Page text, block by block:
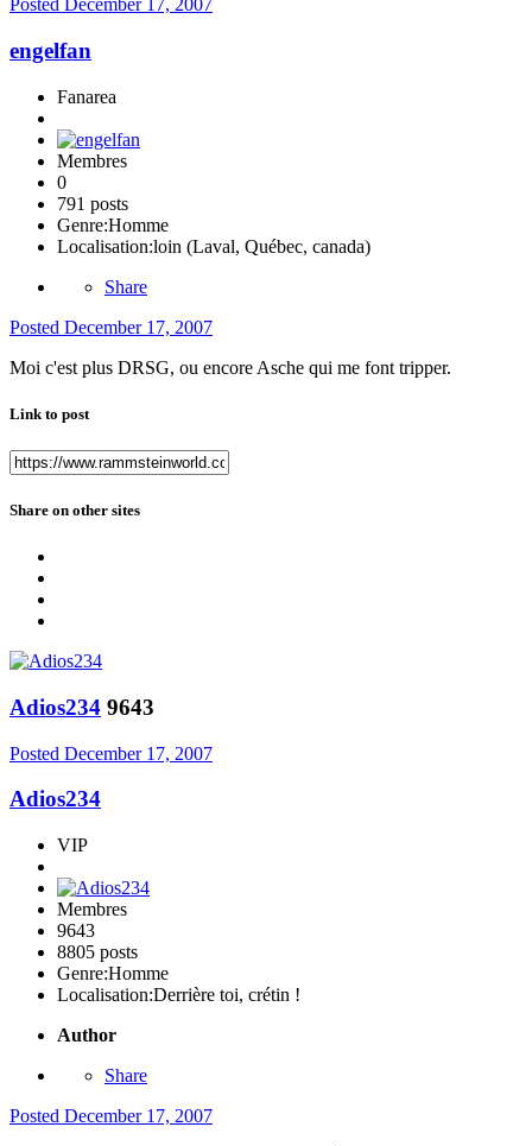
Posted December 17, 2007
engelfan
Fanarea
Membres
0
791 posts
Genre:Homme
Localisation:loin (Laval, Québec, canada)
Share
Posted December 17, 2007
Moi c'est plus DRSG, ou encore Asche qui me font tripper.
Link to post
Share on other sites
Adios234 9643
Posted December 17, 2007
Adios234
VIP
Membres
9643
8805 posts
Genre:Homme
Localisation:Derrière toi, crétin !
Author
Share
Posted December 17, 2007